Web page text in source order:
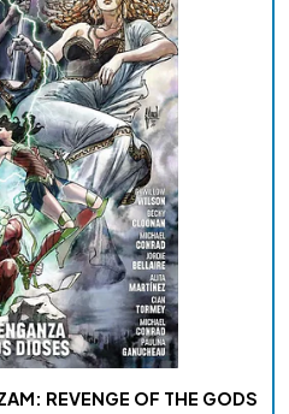
REVENGE OF THE GODS